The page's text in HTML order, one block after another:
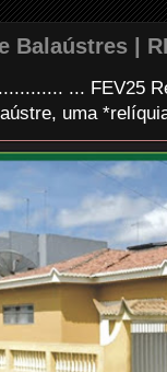
Balaústres |
... FEV25
uma